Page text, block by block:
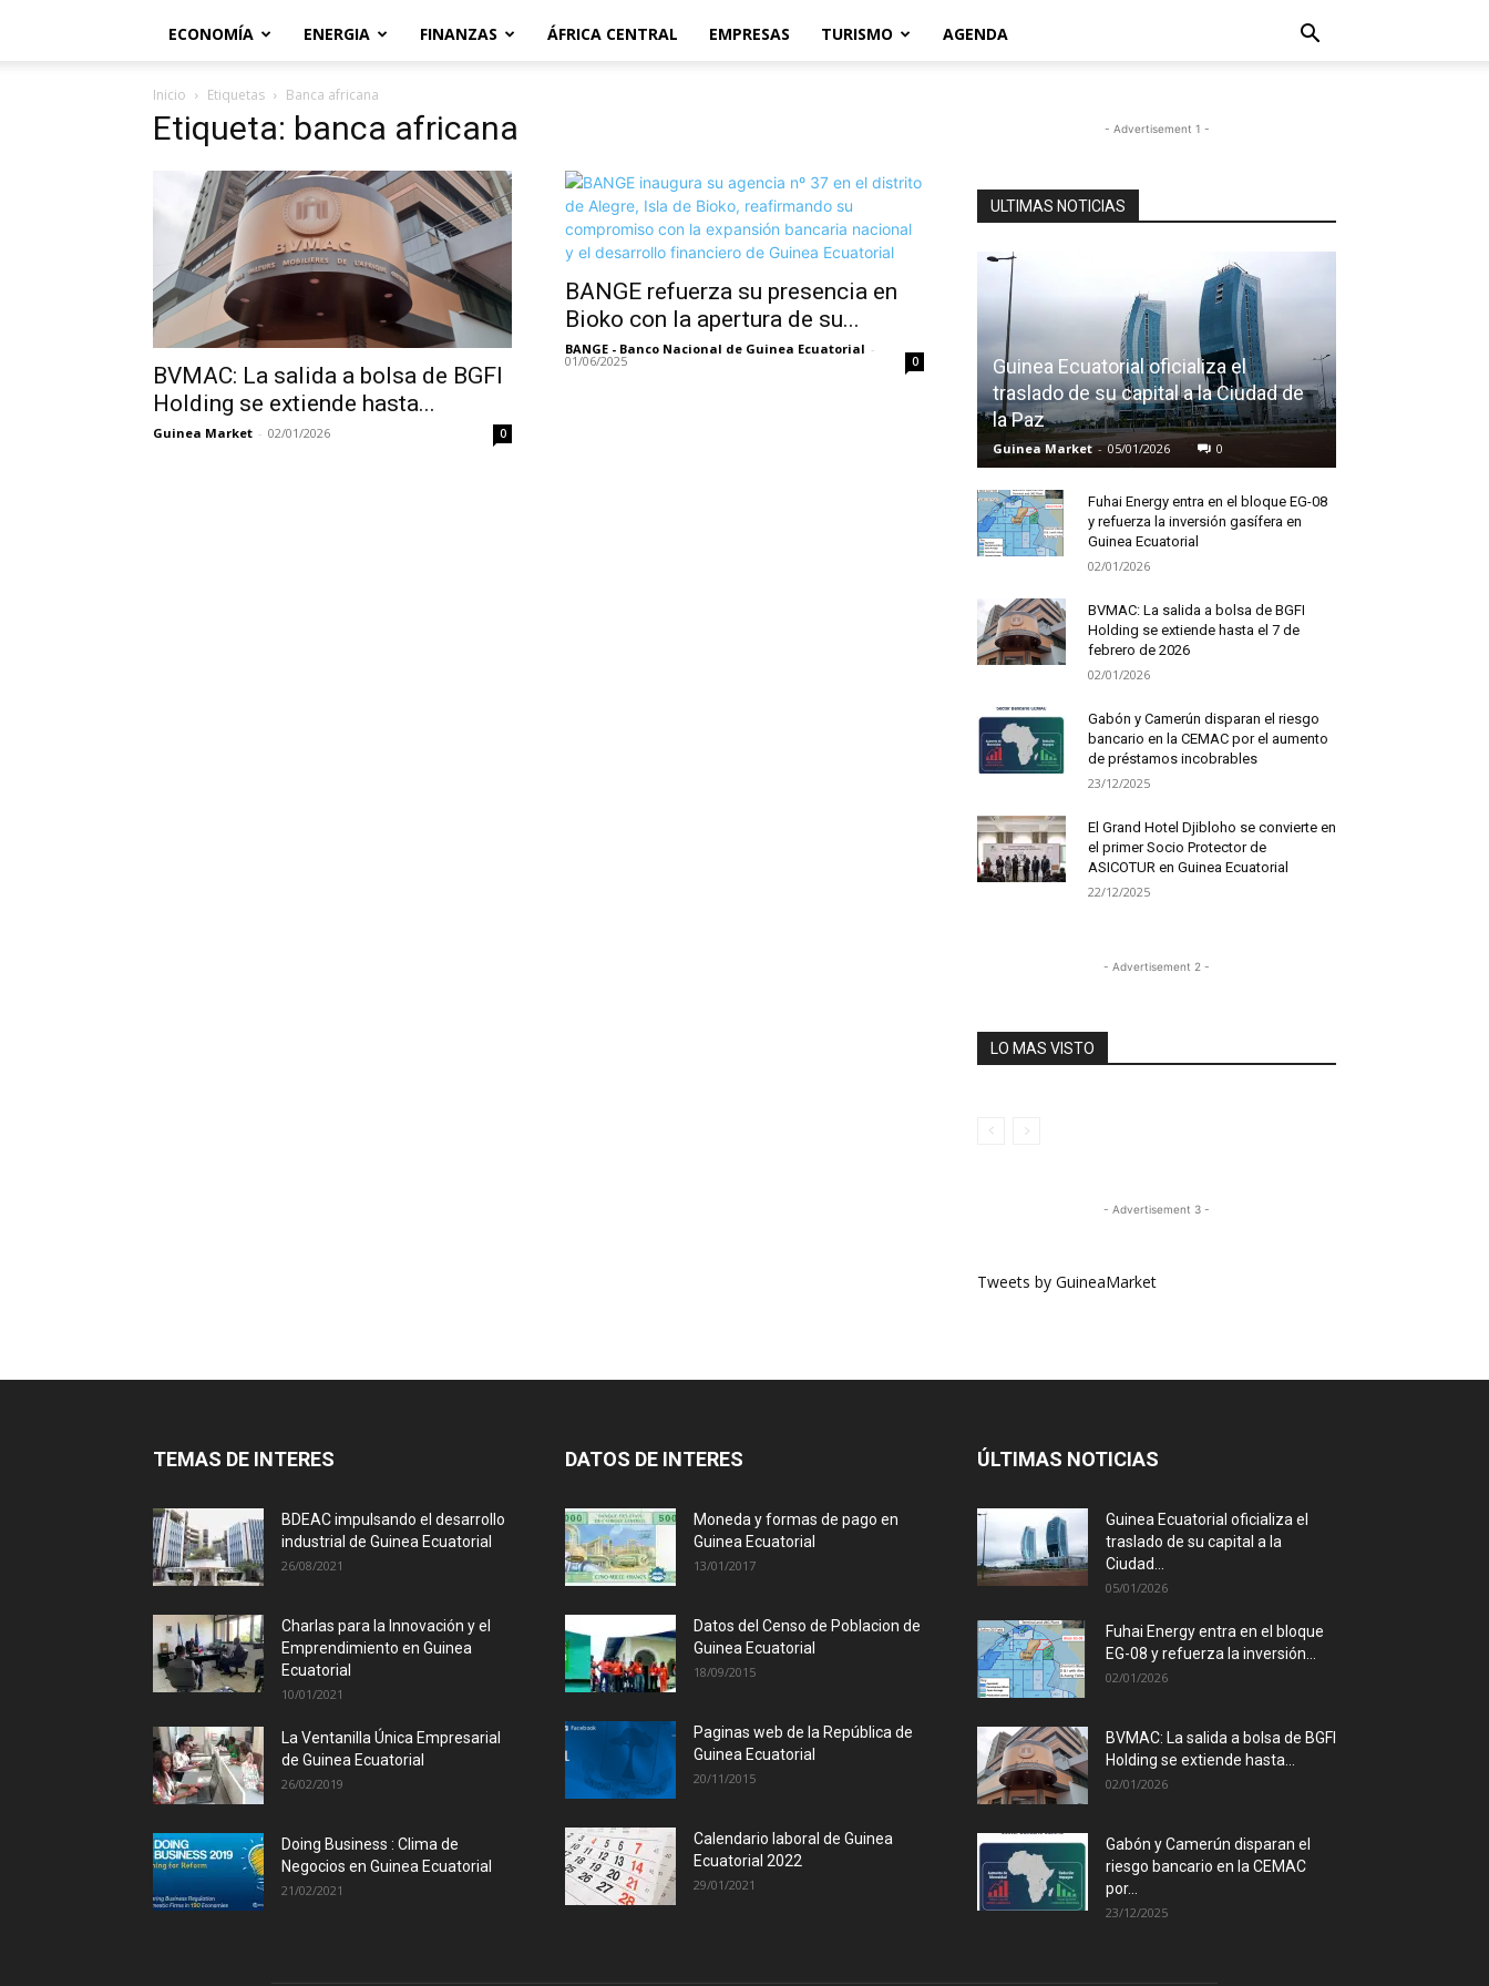
ECONOMÍA ENERGIA FINANZAS ÁFRICA CENTRAL EMPRESAS TURISMO AGENDA
Inicio Etiquetas Banca africana
Etiqueta: banca africana
BVMAC: La salida a bolsa de BGFI
Holding se extiende hasta...
Guinea Market - 02/01/2026 0
BANGE refuerza su presencia en
Bioko con la apertura de su...
BANGE - Banco Nacional de Guinea Ecuatorial -
01/06/2025 0
- Advertisement 1 -
ULTIMAS NOTICIAS
Guinea Ecuatorial oficializa el
traslado de su capital a la Ciudad de
la Paz
Guinea Market - 05/01/2026 0
Fuhai Energy entra en el bloque EG-08
y refuerza la inversión gasífera en
Guinea Ecuatorial
02/01/2026
BVMAC: La salida a bolsa de BGFI
Holding se extiende hasta el 7 de
febrero de 2026
02/01/2026
Gabón y Camerún disparan el riesgo
bancario en la CEMAC por el aumento
de préstamos incobrables
23/12/2025
El Grand Hotel Djibloho se convierte en
el primer Socio Protector de
ASICOTUR en Guinea Ecuatorial
22/12/2025
- Advertisement 2 -
LO MAS VISTO
- Advertisement 3 -
Tweets by GuineaMarket
TEMAS DE INTERES
BDEAC impulsando el desarrollo
industrial de Guinea Ecuatorial
26/08/2021
Charlas para la Innovación y el
Emprendimiento en Guinea
Ecuatorial
10/01/2021
La Ventanilla Única Empresarial
de Guinea Ecuatorial
26/02/2019
Doing Business : Clima de
Negocios en Guinea Ecuatorial
21/02/2021
DATOS DE INTERES
Moneda y formas de pago en
Guinea Ecuatorial
13/01/2017
Datos del Censo de Poblacion de
Guinea Ecuatorial
18/09/2015
Paginas web de la República de
Guinea Ecuatorial
20/11/2015
Calendario laboral de Guinea
Ecuatorial 2022
29/01/2021
ÚLTIMAS NOTICIAS
Guinea Ecuatorial oficializa el
traslado de su capital a la
Ciudad...
05/01/2026
Fuhai Energy entra en el bloque
EG-08 y refuerza la inversión...
02/01/2026
BVMAC: La salida a bolsa de BGFI
Holding se extiende hasta...
02/01/2026
Gabón y Camerún disparan el
riesgo bancario en la CEMAC
por...
23/12/2025